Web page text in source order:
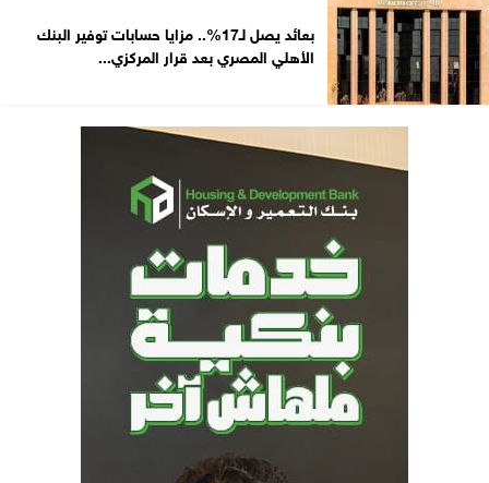
بعائد يصل لـ17%.. مزايا حسابات توفير البنك
الأهلي المصري بعد قرار المركزي...